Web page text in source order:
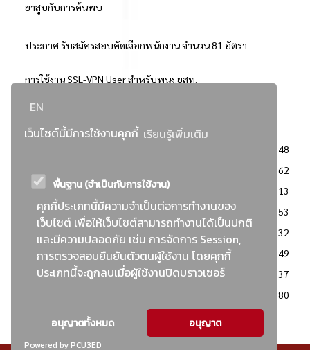
EN
เว็บไซต์นี้มีการใช้งานคุกกี้ เรียนรู้เพิ่มเติม
พื้นฐาน (จำเป็นกับการใช้งาน)
คุกกี้ประเภทนี้มีความจำเป็นต่อการทำงานของ
เว็บไซต์ เพื่อให้เว็บไซต์สามารถทำงานได้เป็นปกติ
และมีความปลอดภัย เช่น การจัดการ Session,
การตรวจสอบยืนยันตัวตนผู้ใช้งาน โดยคุกกี้
ประเภทนี้จะถูกลบเมื่อผู้ใช้งานปิดบราวเซอร์
อนุญาตทั้งหมด อนุญาต
Powered by PCU3ED
ยาสูบกับการค้นพบ
ประกาศ รับสมัครสอบคัดเลือกพนักงาน จำนวน 81 อัตรา
การใช้งาน SSL-VPN User สำหรับพนง.ยสท.
..ยอดนิยม..
3248
2362
: วิธีเฉพาะเจาะจง
2113
ข่าวสาร/ประกาศ
1953
: เอกสารส่งเสริมความโปร่งใสในการจัดซื้อจัดจ้าง
1632
ข่าวสารจัดซื้อจัดจ้าง
1149
: แผนการจัดซื้อจัดจ้าง
837
780